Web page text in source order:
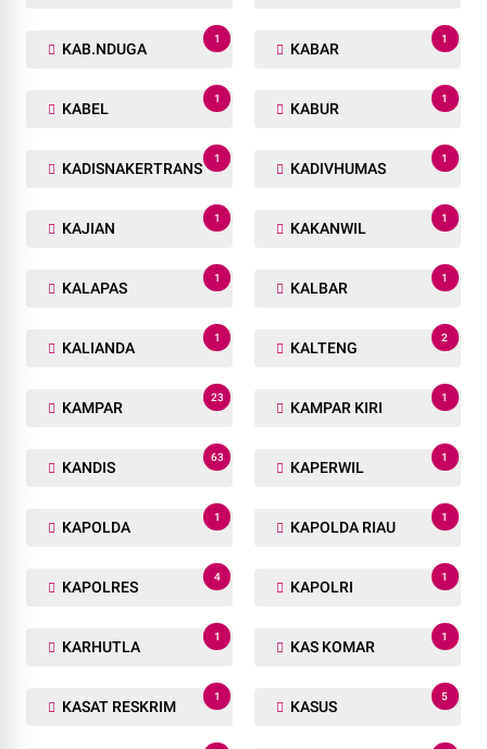
KAB.NDUGA
1
KABAR
1
KABEL
1
KABUR
1
KADISNAKERTRANS
1
KADIVHUMAS
1
KAJIAN
1
KAKANWIL
1
KALAPAS
1
KALBAR
1
KALIANDA
1
KALTENG
2
KAMPAR
23
KAMPAR KIRI
1
KANDIS
63
KAPERWIL
1
KAPOLDA
1
KAPOLDA RIAU
1
KAPOLRES
4
KAPOLRI
1
KARHUTLA
1
KAS KOMAR
1
KASAT RESKRIM
1
KASUS
5